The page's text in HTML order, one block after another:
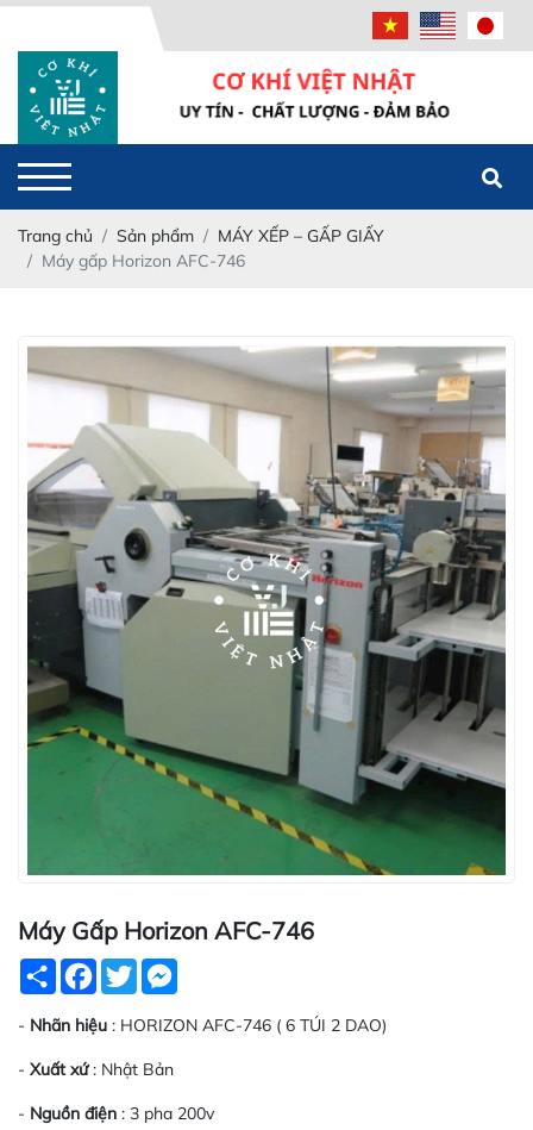
Powered
by
Translate
Trang chủ Sản phẩm
MÁY XẾP – GẤP GIẤY
Máy gấp Horizon AFC-746
Máy Gấp Horizon AFC-746
Share Facebook
Twitter
- Nhãn hiệu : HORIZON AFC-746 ( 6 TÚI 2 DAO)
- Xuất xứ: Nhật Bản
- Nguồn điện : 3 pha 200v